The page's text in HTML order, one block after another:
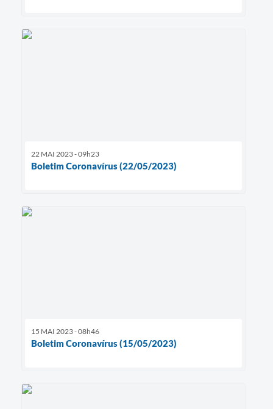
22 MAI 2023 - 09h23
Boletim Coronavírus (22/05/2023)
15 MAI 2023 - 08h46
Boletim Coronavírus (15/05/2023)